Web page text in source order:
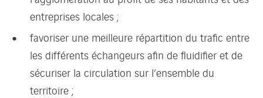
entreprises locales ;
favoriser une meilleure répartition du trafic entre
les différents échangeurs afin de fluidifier et de
sécuriser la circulation sur l’ensemble du
territoire ;